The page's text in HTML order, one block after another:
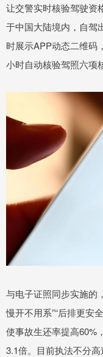
让交警实时核验驾驶资
于中国大陆境内，自驾
时展示APP动态二维码
小时自动核验驾照六项
与电子证照同步实施的
慢开不用系”“后排更安
使事故生还率提高60%
3.1倍。目前执法不分